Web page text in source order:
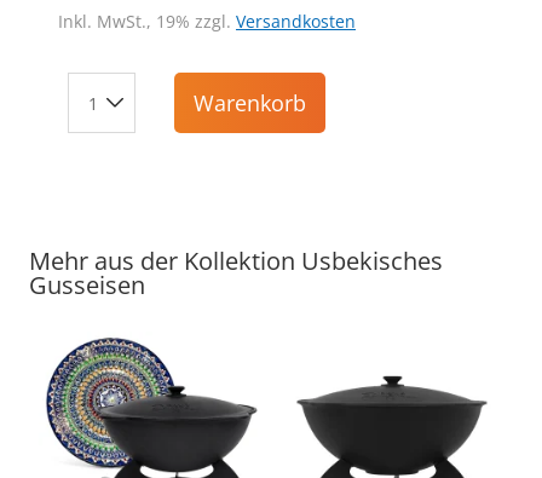
Inkl. MwSt., 19% zzgl. Versandkosten
Warenkorb
Mehr aus der Kollektion Usbekisches
Gusseisen